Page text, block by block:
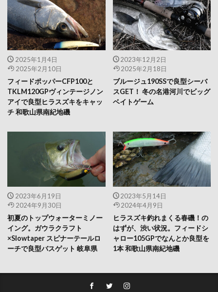
2025年1月4日
2025年2月10日
フィードポッパーCFP100と
TKLM120GPヴィンテージノン
アイで良型ヒラスズキをキャッ
チ 和歌山県南紀地磯
2023年12月2日
2025年2月18日
ブルージュ190SSで良型シーバ
スGET！ 冬の名港河川でビッグ
ベイトゲーム
2023年6月19日
2024年9月30日
初夏のトップウォーターミノー
イング。ガウラクラフト
×Slowtaper スピナーテールロ
ーチで良型バスゲット 岐阜県
2023年5月14日
2024年4月9日
ヒラスズキ釣れまくる春磯！の
はずが、渋い状況。フィードシ
ャロー105GPでなんとか良型を
1本 和歌山県南紀地磯